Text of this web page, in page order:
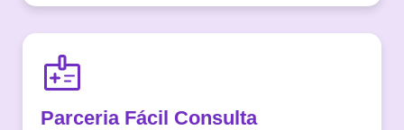
Parceria Fácil Consulta